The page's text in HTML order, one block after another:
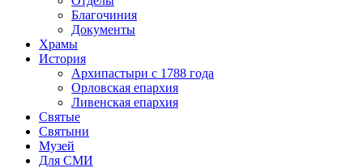
Благочиния
Документы
Храмы
История
Архипастыри с 1788 года
Орловская епархия
Ливенская епархия
Святые
Святыни
Музей
Для СМИ